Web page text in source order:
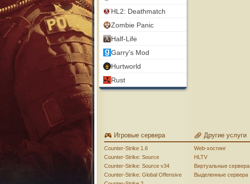
HL2: Deathmatch
Zombie Panic
Half-Life
Garry's Mod
Hurtworld
Rust
Игровые сервера
Counter-Strike 1.6
Counter-Strike: Source
Counter-Strike: Source v34
Counter-Strike: Global Offensive
Другие услуги
Web-хостинг
HLTV
Виртуальные сервера
Выделенные сервера